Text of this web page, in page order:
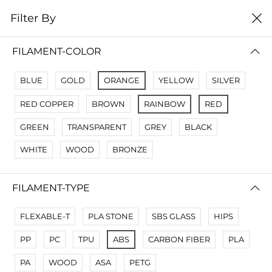
0
Filter By Name A Z
No Results
Not Found Filters1
Not Found Filters2
Filter By
FILAMENT-COLOR
BLUE GOLD ORANGE YELLOW SILVER
RED COPPER BROWN RAINBOW RED
GREEN TRANSPARENT GREY BLACK
WHITE WOOD BRONZE
FILAMENT-TYPE
FLEXABLE-T PLA STONE SBS GLASS HIPS
PP PC TPU ABS CARBON FIBER PLA
PA WOOD ASA PETG